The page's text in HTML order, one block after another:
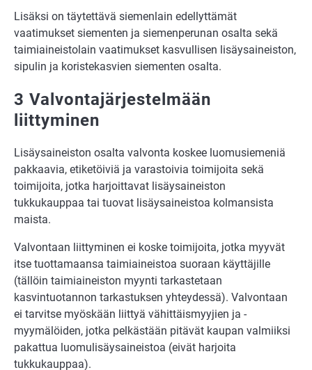
Lisäksi on täytettävä siemenlain edellyttämät
vaatimukset siementen ja siemenperunan osalta sekä
taimiaineistolain vaatimukset kasvullisen lisäysaineiston,
sipulin ja koristekasvien siementen osalta.
3 Valvontajärjestelmään
liittyminen
Lisäysaineiston osalta valvonta koskee luomusiemeniä
pakkaavia, etiketöiviä ja varastoivia toimijoita sekä
toimijoita, jotka harjoittavat lisäysaineiston
tukkukauppaa tai tuovat lisäysaineistoa kolmansista
maista.
Valvontaan liittyminen ei koske toimijoita, jotka myyvät
itse tuottamaansa taimiaineistoa suoraan käyttäjille
(tällöin taimiaineiston myynti tarkastetaan
kasvintuotannon tarkastuksen yhteydessä). Valvontaan
ei tarvitse myöskään liittyä vähittäismyyjien ja -
myymälöiden, jotka pelkästään pitävät kaupan valmiiksi
pakattua luomulisäysaineistoa (eivät harjoita
tukkukauppaa).